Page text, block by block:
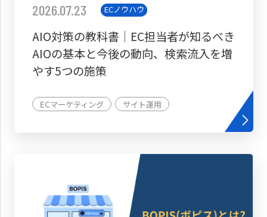
2026.07.23 ECノウハウ
AIO対策の教科書│EC担当者が知るべき
AIOの基本と今後の動向、検索流入を増
やす5つの施策
ECマーケティング サイト運用